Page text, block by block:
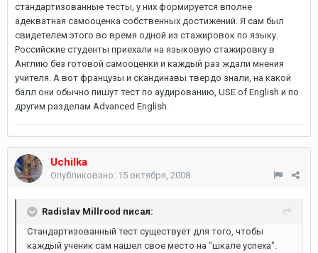
стандартизованные тесты, у них формируется вполне
адекватная самооценка собственных достижений. Я сам был
свидетелем этого во время одной из стажировок по языку.
Российские студенты приехали на языковую стажировку в
Англию без готовой самооценки и каждый раз ждали мнения
учителя. А вот французы и скандинавы твердо знали, на какой
балл они обычно пишут тест по аудированию, USE of English и по
другим разделам Advanced English.
Uchilka
Опубликовано: 15 октября, 2008
Radislav Millrood писал:
Стандартизованный тест существует для того, чтобы
каждый ученик сам нашел свое место на "шкале успеха".